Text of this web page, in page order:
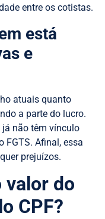
entre os cotistas.
está
e
atuais quanto
a parte do lucro.
já não têm vínculo
FGTS. Afinal, essa
prejuízos.
valor do
CPF?